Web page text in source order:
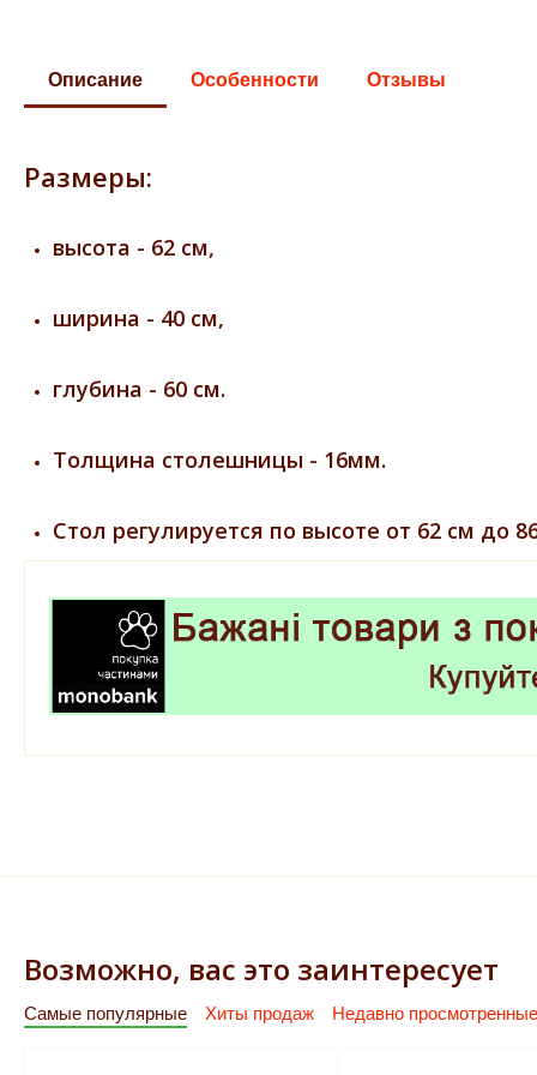
Описание Особенности Отзывы
Размеры:
высота - 62 см,
ширина - 40 см,
глубина - 60 см.
Толщина столешницы - 16мм.
Стол регулируется по высоте от 62 см до
Возможно, вас это заинтересует
Самые популярные Хиты продаж Недавно просмотренные